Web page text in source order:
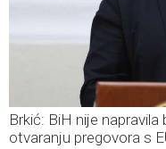
Brkić: BiH nije
otvaranju pregovora s